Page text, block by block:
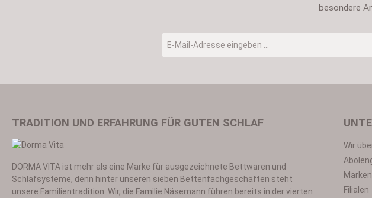
besondere
Ich habe die Datenschutzbestimmungen zur
TRADITION UND ERFAHRUNG FÜR GUTEN SCHLAF
DORMA VITA ist mehr als eine Marke für ausgezeichnete Bettwaren und
Schlafsysteme, denn hinter unseren sieben Bettenfachgeschäften steht
unsere Familientradition. Wir, die Familie Näsemann führen bereits in der vierten
Wir
Marken
Filialen